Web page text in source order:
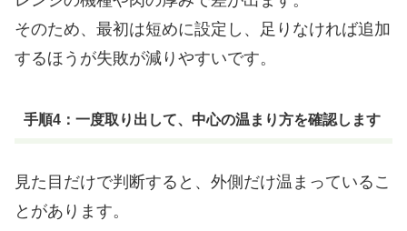
そのため、最初は短めに設定し、足りなければ追加
するほうが失敗が減りやすいです。
手順4：一度取り出して、中心の温まり方を確認します
見た目だけで判断すると、外側だけ温まっているこ
とがあります。